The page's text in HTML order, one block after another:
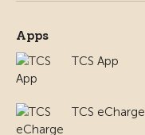
Apps
TCS App
TCS eCharge